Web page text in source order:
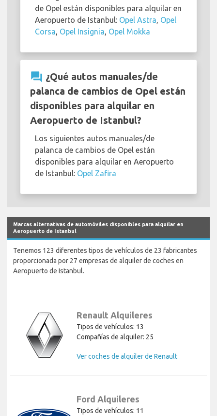
de Opel están disponibles para alquilar en
Aeropuerto de Istanbul: Opel Astra Opel
Corsa Opel Insignia Opel Mokka
question_answer ¿Qué autos manuales/de
palanca de cambios de Opel están
disponibles para alquilar en
Aeropuerto de Istanbul?
Los siguientes autos manuales/de
palanca de cambios de Opel están
disponibles para alquilar en Aeropuerto
de Istanbul: Opel Zafira
Marcas alternativas de automóviles disponibles para alquilar en
Aeropuerto de Istanbul
Tenemos 123 diferentes tipos de vehículos de 23 fabricantes
proporcionada por 27 empresas de alquiler de coches en
Aeropuerto de Istanbul.
Renault Alquileres
Tipos de vehículos: 13
Compañías de alquiler: 25
Ver coches de alquiler de Renault
Ford Alquileres
Tipos de vehículos: 11